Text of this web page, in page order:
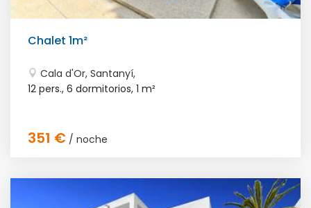
Chalet 1m²
Cala d'Or, Santanyí,
12 pers., 6 dormitorios, 1 m²
351 € / noche